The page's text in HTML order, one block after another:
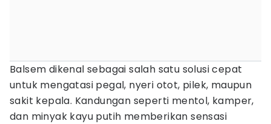
Balsem dikenal sebagai salah satu solusi cepat
untuk mengatasi pegal, nyeri otot, pilek, maupun
sakit kepala. Kandungan seperti mentol, kamper,
dan minyak kayu putih memberikan sensasi